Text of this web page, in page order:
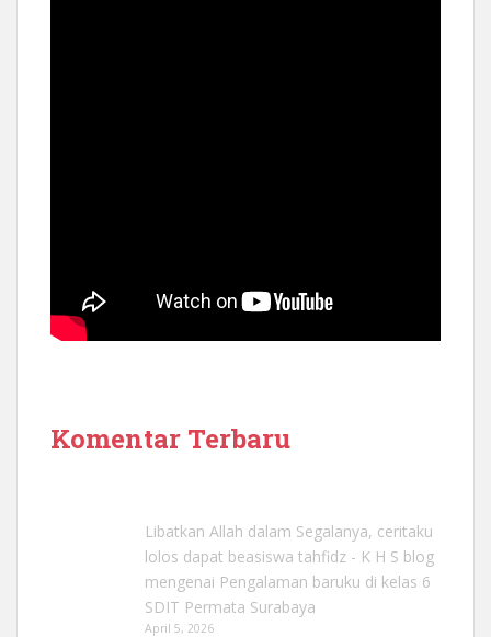
Komentar Terbaru
Libatkan Allah dalam Segalanya, ceritaku
lolos dapat beasiswa tahfidz - K H S blog
mengenai Pengalaman baruku di kelas 6
SDIT Permata Surabaya
April 5, 2026